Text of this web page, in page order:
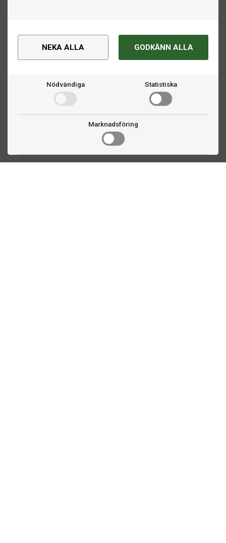
NEKA ALLA GODKÄNN ALLA
Nödvändiga Statistiska
Marknadsföring